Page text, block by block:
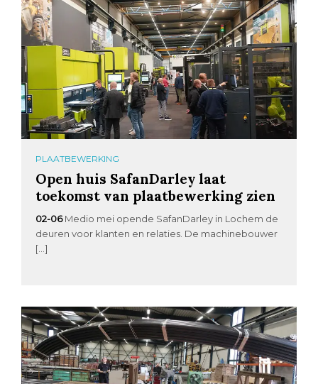
PLAATBEWERKING
Open huis SafanDarley laat
toekomst van plaatbewerking zien
02-06 Medio mei opende SafanDarley in Lochem de
deuren voor klanten en relaties. De machinebouwer
[…]